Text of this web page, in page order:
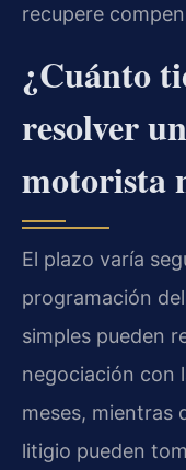
recupere
¿Cuánto
resolver
motorista
El plazo varía
programación
simples pueden
negociación con
meses, mientras
litigio pueden